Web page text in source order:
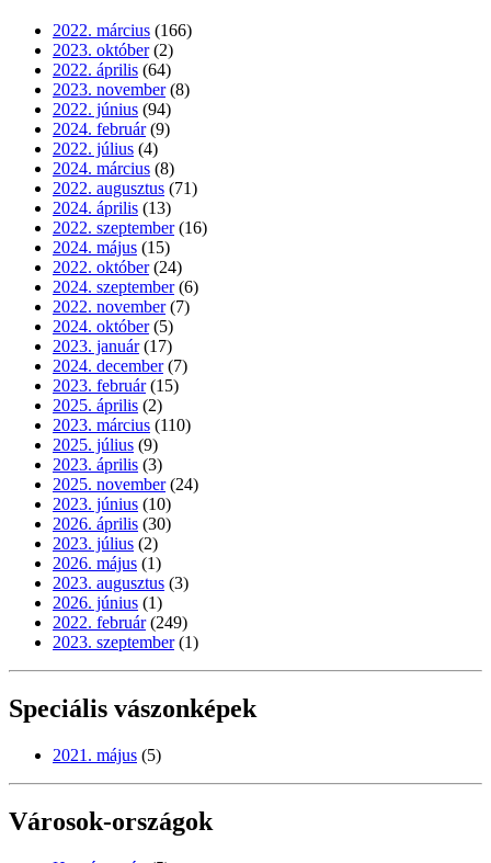
2022. március (166)
2023. október (2)
2022. április (64)
2023. november (8)
2022. június (94)
2024. február (9)
2022. július (4)
2024. március (8)
2022. augusztus (71)
2024. április (13)
2022. szeptember (16)
2024. május (15)
2022. október (24)
2024. szeptember (6)
2022. november (7)
2024. október (5)
2023. január (17)
2024. december (7)
2023. február (15)
2025. április (2)
2023. március (110)
2025. július (9)
2023. április (3)
2025. november (24)
2023. június (10)
2026. április (30)
2023. július (2)
2026. május (1)
2023. augusztus (3)
2026. június (1)
2022. február (249)
2023. szeptember (1)
Speciális vászonképek
2021. május (5)
Városok-országok